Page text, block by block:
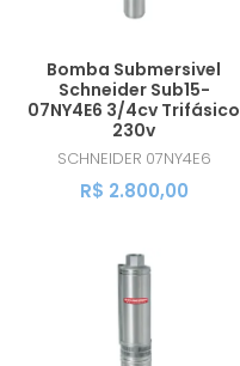
Bomba Submersivel
Schneider Sub15-
07NY4E6 3/4cv Trifásico
230v
SCHNEIDER 07NY4E6
R$ 2.800,00